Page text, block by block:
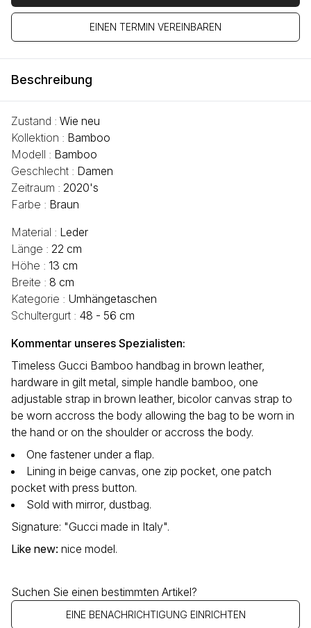
EINEN TERMIN VEREINBAREN
Beschreibung
Zustand : Wie neu
Kollektion : Bamboo
Modell : Bamboo
Geschlecht : Damen
Zeitraum : 2020's
Farbe : Braun
Material : Leder
Länge : 22 cm
Höhe : 13 cm
Breite : 8 cm
Kategorie : Umhängetaschen
Schultergurt : 48 - 56 cm
Kommentar unseres Spezialisten:
Timeless Gucci Bamboo handbag in brown leather,
hardware in gilt metal, simple handle bamboo, one
adjustable strap in brown leather, bicolor canvas strap to
be worn accross the body allowing the bag to be worn in
the hand or on the shoulder or accross the body.
One fastener under a flap.
Lining in beige canvas, one zip pocket, one patch
pocket with press button.
Sold with mirror, dustbag.
Signature: "Gucci made in Italy".
Like new: nice model.
Suchen Sie einen bestimmten Artikel?
EINE BENACHRICHTIGUNG EINRICHTEN